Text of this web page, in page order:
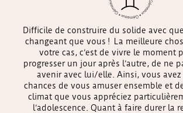
Difficile de construire du solide avec
changeant que vous ! La meilleure
votre cas, c’est de vivre le moment
progresser un jour après l’autre, de ne
avenir avec lui/elle. Ainsi, vous
chances de vous amuser ensemble et
climat que vous appréciez
l’adolescence. Quant à faire durer la